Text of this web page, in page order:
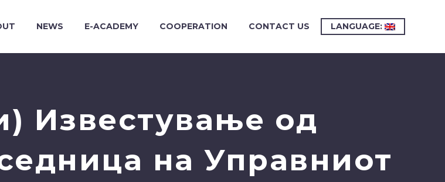
NEWS E-ACADEMY COOPERATION CONTACT US LANGUAGE:
Известување од
на Управниот